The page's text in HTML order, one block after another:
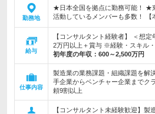
勤務地
★日本全国を拠点に勤務可能！ ★
活動しているメンバーも多数！ 【
給与
【コンサルタント経験者】 ＜想
2万円以上＋賞与 ※経験・スキル
初年度の年収： 600～2,500万円
仕事内容
製造業の業務課題・組織課題を
手企業からベンチャー企業までク
頼9割以上
【コンサルタント未経験歓迎】製